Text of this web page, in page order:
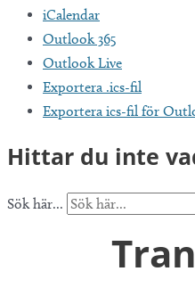
iCalendar
Outlook 365
Outlook Live
Exportera .ics-fil
Exportera ics-fil för
Hittar du inte
Sök här...